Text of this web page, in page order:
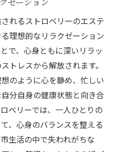
れるストロベリーのエステ
理想的なリラクゼーション
で、心身ともに深いリラッ
トレスから解放されます。
のように心を静め、忙しい
分自身の健康状態と向き合
ベリーでは、一人ひとりの
、心身のバランスを整える
生活の中で失われがちな